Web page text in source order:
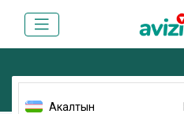
Акалтын